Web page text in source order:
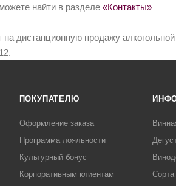
найти в разделе «Контакты»
дистанционную продажу
ПОКУПАТЕЛЮ
Оформление заказа
Программа лояльности
Культурный бонус
Корпоративным клиентам
Сорта